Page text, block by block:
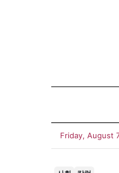
Friday, August